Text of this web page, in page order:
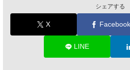
シェアする
X Facebook
LINE